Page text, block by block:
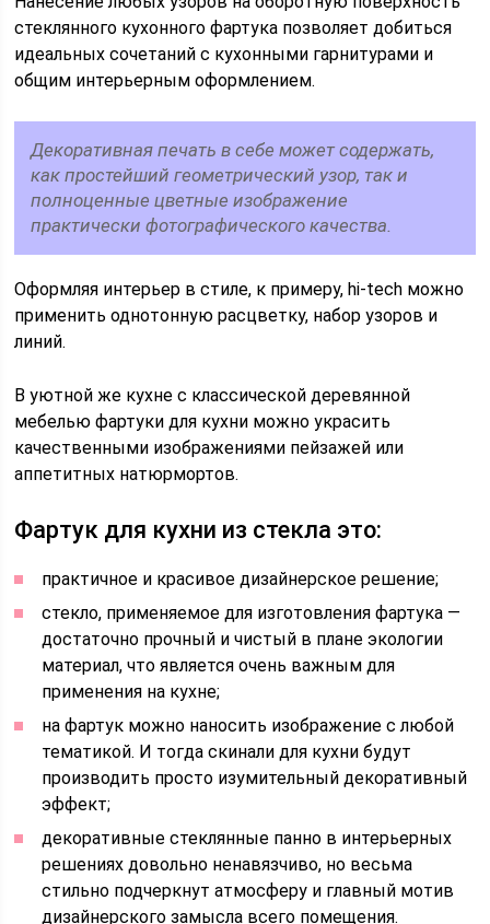
стеклянного кухонного фартука позволяет добиться
идеальных сочетаний с кухонными гарнитурами и
общим интерьерным оформлением.
Декоративная печать в себе может содержать,
как простейший геометрический узор, так и
полноценные цветные изображение
практически фотографического качества.
Оформляя интерьер в стиле, к примеру, hi-tech можно
применить однотонную расцветку, набор узоров и
линий.
В уютной же кухне с классической деревянной
мебелью фартуки для кухни можно украсить
качественными изображениями пейзажей или
аппетитных натюрмортов.
Фартук для кухни из стекла это:
практичное и красивое дизайнерское решение;
cтекло, применяемое для изготовления фартука —
достаточно прочный и чистый в плане экологии
материал, что является очень важным для
применения на кухне;
на фартук можно наносить изображение с любой
тематикой. И тогда скинали для кухни будут
производить просто изумительный декоративный
эффект;
декоративные стеклянные панно в интерьерных
решениях довольно ненавязчиво, но весьма
стильно подчеркнут атмосферу и главный мотив
дизайнерского замысла всего помещения.